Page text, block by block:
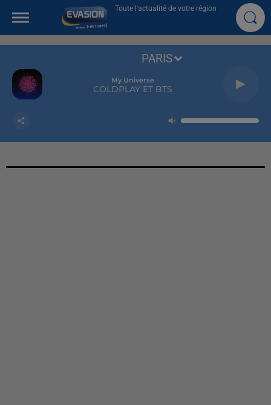
Toute l'actualité de votre région
My Universe
COLDPLAY ET BTS
PARIS